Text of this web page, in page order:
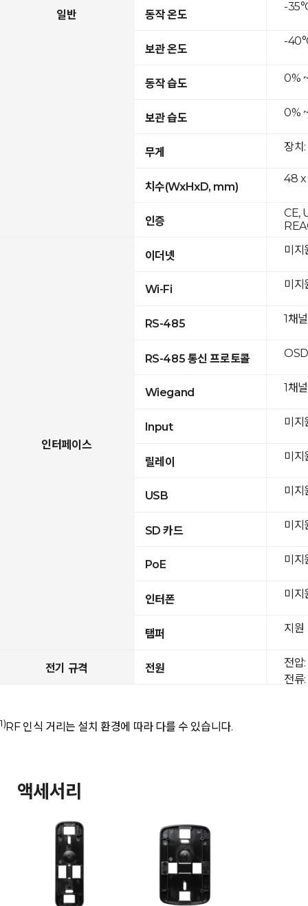
일반 동작 온도
보관 온도
동작 습도
보관 습도
무게
치수(WxHxD, mm)
인증
인터페이스
이더넷
Wi-Fi
RS-485
RS-485 통신 프로토콜
Wiegand
Input
릴레이
USB
SD 카드
PoE
인터폰
탬퍼
전기 규격 전원
-
-
0%
0%
장치
48 x
CE,
미지
미지
1채
1채널
미지
미지
미지
미지
미지
미지
지원
전압
전류
1)RF 인식 거리는 설치 환경에 따라 다를 수 있습니다.
액세서리